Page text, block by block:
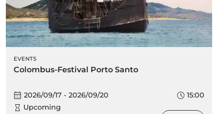
EVENTS
Colombus-Festival Porto Santo
2026/09/17 - 2026/09/20
15:00
Upcoming